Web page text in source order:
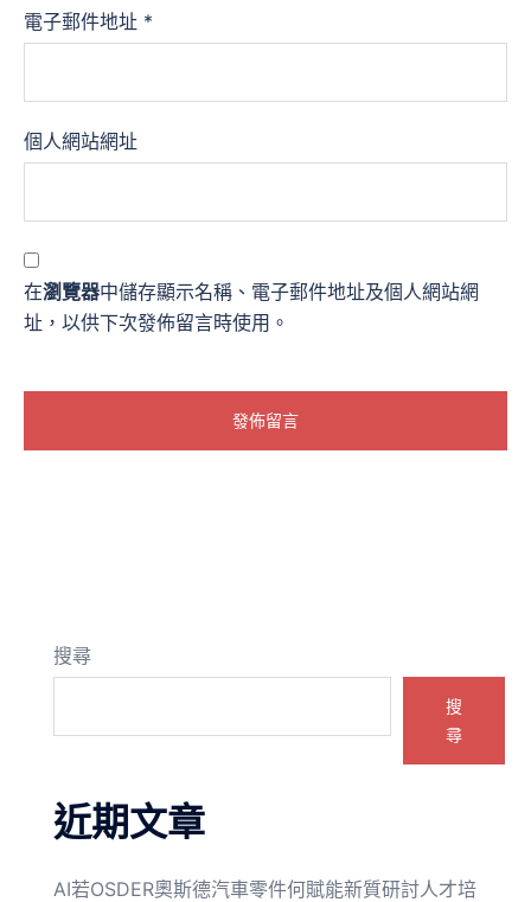
電子郵件地址 *
個人網站網址
在瀏覽器中儲存顯示名稱、電子郵件地址及個人網站網
址，以供下次發佈留言時使用。
搜尋
搜
尋
近期文章
AI若OSDER奧斯德汽車零件何賦能新質研討人才培